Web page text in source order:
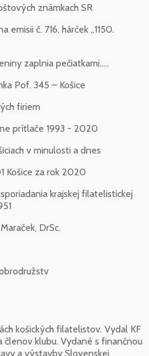
známkach SR
emisii č. 716, hárček „1150.
zaplnia pečiatkami.....
Pof. 345 – Košice
firiem
prítlače 1993 - 2020
v minulosti a dnes
Košice za rok 2020
krajskej filatelistickej
DrSc.
košických filatelistov. Vydal KF
klubu. Vydané s finančnou
a výstavby Slovenskej